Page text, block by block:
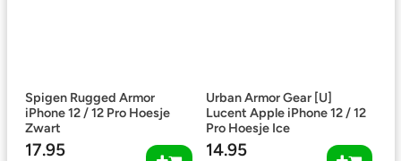
Spigen Rugged Armor
iPhone 12 / 12 Pro Hoesje
Zwart
17.95
Urban Armor Gear [U]
Lucent Apple iPhone 12 / 12
Pro Hoesje Ice
14.95